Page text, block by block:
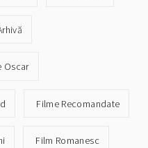
Oscar
Filme Recomandate
Film Romanesc